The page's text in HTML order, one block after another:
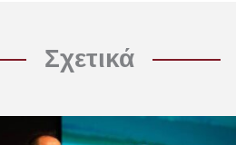
Σχετικά